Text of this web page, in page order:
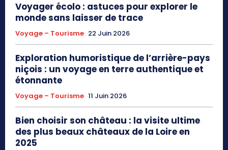
Voyager écolo : astuces pour explorer le
monde sans laisser de trace
Voyage – Tourisme 22 Juin 2026
Exploration humoristique de l’arrière-pays
niçois : un voyage en terre authentique et
étonnante
Voyage – Tourisme 11 Juin 2026
Bien choisir son château : la visite ultime
des plus beaux châteaux de la Loire en
2025